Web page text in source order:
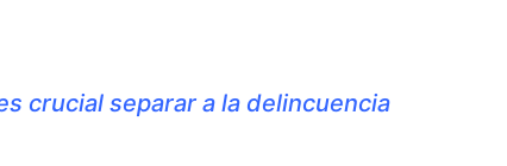
crucial separar a la delincuencia